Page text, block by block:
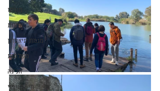
מורינו
אמנות
מגמת תיאטרון
משלחות
חגיגה
חינוך גופני